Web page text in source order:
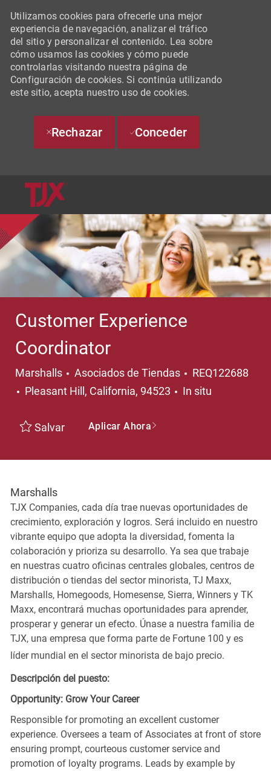
Utilizamos cookies para ofrecerle una mejor
experiencia de navegación, analizar el tráfico
del sitio y personalizar el contenido. Lea sobre
cómo usamos las cookies y cómo puede
controlarlas visitando nuestra página de
Configuración de cookies. Si continúa utilizando
este sitio, acepta nuestro uso de cookies.
Rechazar Conceder
Customer Experience
Coordinator
Marshalls Categoría
Asociados de Tiendas
REQ122688
Ubicación
Pleasant Hill, California, 94523 In situ
Salvar Aplicar Ahora
Marshalls
TJX Companies, cada día trae nuevas oportunidades de
crecimiento, exploración y logros. Será incluido en nuestro
vibrante equipo que adopta la diversidad, fomenta la
colaboración y prioriza su desarrollo. Ya sea que trabaje
en nuestras cuatro oficinas centrales globales, centros de
distribución o tiendas del sector minorista, TJ Maxx,
Marshalls, Homegoods, Homesense, Sierra, Winners y TK
Maxx, encontrará muchas oportunidades para aprender,
prosperar y generar un efecto. Únase a nuestra familia de
TJX, una empresa que forma parte de Fortune 100 y es
líder mundial en el sector minorista de bajo precio.
Descripción del puesto:
Opportunity: Grow Your Career
Responsible for promoting an excellent customer
experience. Oversees a team of Associates at front of store
ensuring prompt, courteous customer service and
promotion of loyalty programs. Leads by example by